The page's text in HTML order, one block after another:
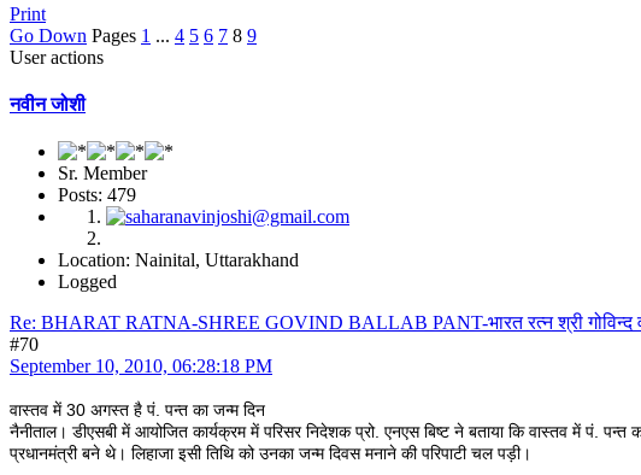
Print
Go Down Pages 1 ... 4 5 6 7 8 9
User actions
नवीन जोशी
Sr. Member
Posts: 479
Location: Nainital, Uttarakhand
Logged
Re: BHARAT RATNA-SHREE GOVIND BALLAB PANT-भारत रत्न श्री गोविन्द
#70
September 10, 2010, 06:28:18 PM
वास्तव में 30 अगस्त है पं. पन्त का जन्म दिन
नैनीताल। डीएसबी में आयोजित कार्यक्रम में परिसर निदेशक प्रो. एनएस बिष्ट ने बताया कि वास्तव में पं.
प्रधानमंत्री बने थे। लिहाजा इसी तिथि को उनका जन्म दिवस मनाने की परिपाटी चल पड़ी।